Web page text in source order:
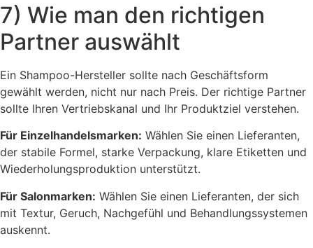
7) Wie man den richtigen
Partner auswählt
Ein Shampoo-Hersteller sollte nach Geschäftsform
gewählt werden, nicht nur nach Preis. Der richtige Partner
sollte Ihren Vertriebskanal und Ihr Produktziel verstehen.
Für Einzelhandelsmarken: Wählen Sie einen Lieferanten,
der stabile Formel, starke Verpackung, klare Etiketten und
Wiederholungsproduktion unterstützt.
Für Salonmarken: Wählen Sie einen Lieferanten, der sich
mit Textur, Geruch, Nachgefühl und Behandlungssystemen
auskennt.